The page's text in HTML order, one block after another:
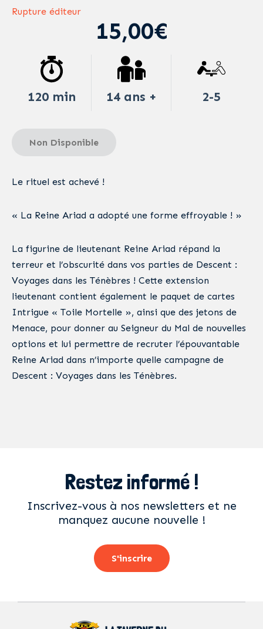
Rupture éditeur
15,00€
120 min 14 ans + 2-5
Non Disponible
Le rituel est achevé !
« La Reine Ariad a adopté une forme effroyable ! »
La figurine de lieutenant Reine Ariad répand la
terreur et l’obscurité dans vos parties de Descent :
Voyages dans les Ténèbres ! Cette extension
lieutenant contient également le paquet de cartes
Intrigue « Toile Mortelle », ainsi que des jetons de
Menace, pour donner au Seigneur du Mal de nouvelles
options et lui permettre de recruter l’épouvantable
Reine Ariad dans n’importe quelle campagne de
Descent : Voyages dans les Ténèbres.
Restez informé !
Inscrivez-vous à nos newsletters et ne
manquez aucune nouvelle !
S'inscrire